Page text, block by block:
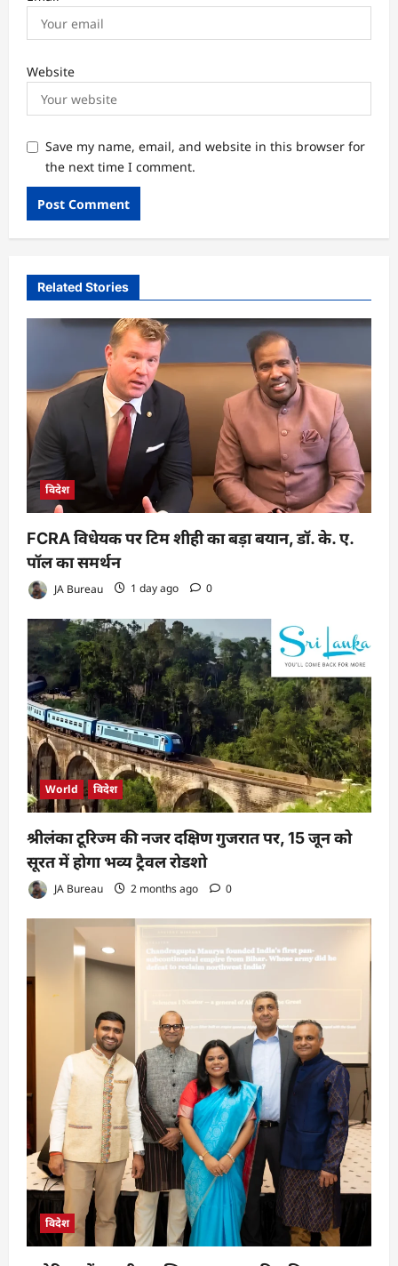
Website
Save my name, email, and website in this browser for
the next time I comment.
Related Stories
विदेश
FCRA विधेयक पर टिम शीही का बड़ा बयान, डॉ. के. ए.
पॉल का समर्थन
JA Bureau 1 day ago 0
World विदेश
श्रीलंका टूरिज्म की नजर दक्षिण गुजरात पर, 15 जून को
सूरत में होगा भव्य ट्रैवल रोडशो
JA Bureau 2 months ago 0
विदेश